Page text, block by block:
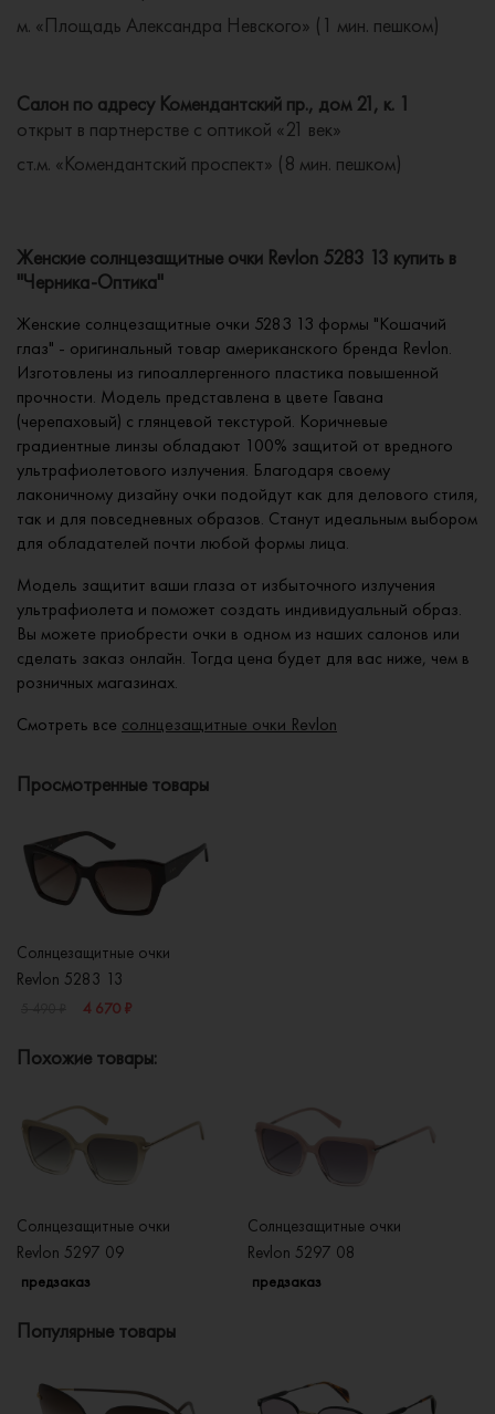
м. «Площадь Александра Невского» (1 мин. пешком)
Салон по адресу Комендантский пр., дом 21, к. 1
открыт в партнерстве с оптикой «21 век»
ст.м. «Комендантский проспект» (8 мин. пешком)
Женские солнцезащитные очки Revlon 5283 13 купить в
"Черника-Оптика"
Женские солнцезащитные очки 5283 13 формы "Кошачий
глаз" - оригинальный товар американского бренда Revlon.
Изготовлены из гипоаллергенного пластика повышенной
прочности. Модель представлена в цвете Гавана
(черепаховый) с глянцевой текстурой. Коричневые
градиентные линзы обладают 100% защитой от вредного
ультрафиолетового излучения. Благодаря своему
лаконичному дизайну очки подойдут как для делового стиля,
так и для повседневных образов. Станут идеальным выбором
для обладателей почти любой формы лица.
Модель защитит ваши глаза от избыточного излучения
ультрафиолета и поможет создать индивидуальный образ.
Вы можете приобрести очки в одном из наших салонов или
сделать заказ онлайн. Тогда цена будет для вас ниже, чем в
розничных магазинах.
Смотреть все солнцезащитные очки Revlon
Просмотренные товары
Солнцезащитные очки
Revlon 5283 13
4 670 ₽
Похожие товары:
Солнцезащитные очки
Revlon 5297 09
предзаказ
Солнцезащитные очки
Revlon 5297 08
предзаказ
Популярные товары